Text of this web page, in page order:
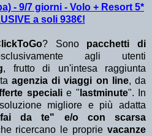
- 9/7 giorni - Volo + Resort 5*
a soli 938€!
? Sono pacchetti di
agli utenti
, frutto di un'intesa raggiunta
agenzia di viaggi on line, da
specialie " lastminute". In
migliore e più adatta
fai da te" e/o con scarsa
ricercano le proprievacanze